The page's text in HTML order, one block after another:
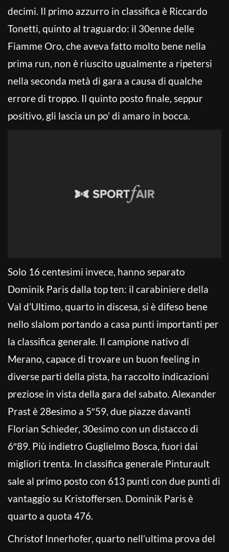
decimi. Il primo azzurro in classifica è Riccardo
Tonetti, quinto al traguardo: il 30enne delle
Fiamme Oro, che aveva fatto molto bene nella
prima run, non è riuscito ugualmente a ripetersi
nella seconda metà di gara a causa di qualche
errore di troppo. Il quinto posto finale, seppur
positivo, gli lascia un po’ di amaro in bocca.
Solo 16 centesimi invece, hanno separato
Dominik Paris dalla top ten: il carabiniere della
Val d’Ultimo, quarto in discesa, si è difeso bene
nello slalom portando a casa punti importanti per
la classifica generale. Il campione nativo di
Merano, capace di trovare un buon feeling in
diverse parti della pista, ha raccolto indicazioni
preziose in vista della gara del sabato. Alexander
Prast è 28esimo a 5″59, due piazze davanti
Florian Schieder, 30esimo con un distacco di
6″89. Più indietro Guglielmo Bosca, fuori dai
migliori trenta. In classifica generale Pinturault
sale al primo posto con 613 punti con due punti di
vantaggio su Kristoffersen. Dominik Paris è
quarto a quota 476.
Christof Innerhofer, quarto nell’ultima prova del